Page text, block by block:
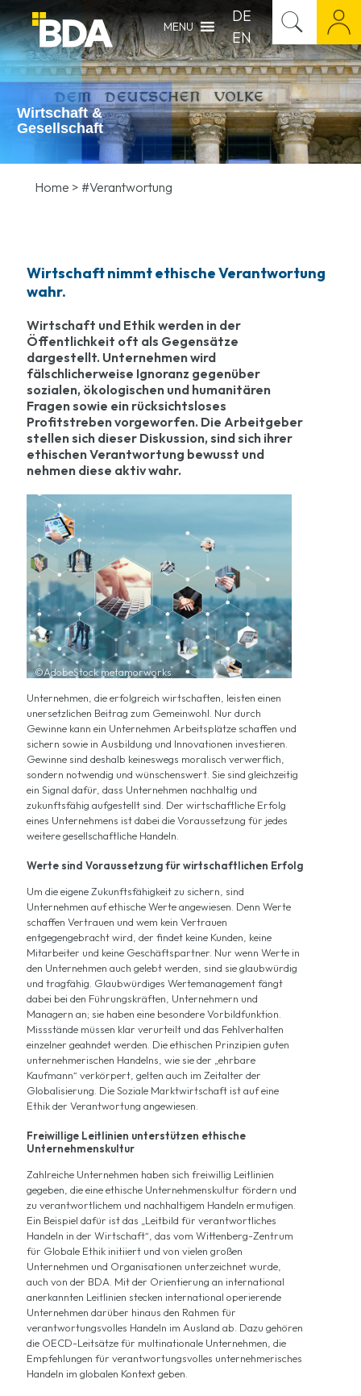
MENU
DE
EN
Wirtschaft &
Gesellschaft
Home > #Verantwortung
Wirtschaft nimmt ethische Verantwortung
wahr.
Wirtschaft und Ethik werden in der
Öffentlichkeit oft als Gegensätze
dargestellt. Unternehmen wird
fälschlicherweise Ignoranz gegenüber
sozialen, ökologischen und humanitären
Fragen sowie ein rücksichtsloses
Profitstreben vorgeworfen. Die Arbeitgeber
stellen sich dieser Diskussion, sind sich ihrer
ethischen Verantwortung bewusst und
nehmen diese aktiv wahr.
©AdobeStock metamorworks
Unternehmen, die erfolgreich wirtschaften, leisten einen
unersetzlichen Beitrag zum Gemeinwohl. Nur durch
Gewinne kann ein Unternehmen Arbeitsplätze schaffen und
sichern sowie in Ausbildung und Innovationen investieren.
Gewinne sind deshalb keineswegs moralisch verwerflich,
sondern notwendig und wünschenswert. Sie sind gleichzeitig
ein Signal dafür, dass Unternehmen nachhaltig und
zukunftsfähig aufgestellt sind. Der wirtschaftliche Erfolg
eines Unternehmens ist dabei die Voraussetzung für jedes
weitere gesellschaftliche Handeln.
Werte sind Voraussetzung für wirtschaftlichen Erfolg
Um die eigene Zukunftsfähigkeit zu sichern, sind
Unternehmen auf ethische Werte angewiesen. Denn Werte
schaffen Vertrauen und wem kein Vertrauen
entgegengebracht wird, der findet keine Kunden, keine
Mitarbeiter und keine Geschäftspartner. Nur wenn Werte in
den Unternehmen auch gelebt werden, sind sie glaubwürdig
und tragfähig. Glaubwürdiges Wertemanagement fängt
dabei bei den Führungskräften, Unternehmern und
Managern an; sie haben eine besondere Vorbildfunktion.
Missstände müssen klar verurteilt und das Fehlverhalten
einzelner geahndet werden. Die ethischen Prinzipien guten
unternehmerischen Handelns, wie sie der „ehrbare
Kaufmann“ verkörpert, gelten auch im Zeitalter der
Globalisierung. Die Soziale Marktwirtschaft ist auf eine
Ethik der Verantwortung angewiesen.
Freiwillige Leitlinien unterstützen ethische
Unternehmenskultur
Zahlreiche Unternehmen haben sich freiwillig Leitlinien
gegeben, die eine ethische Unternehmenskultur fördern und
zu verantwortlichem und nachhaltigem Handeln ermutigen.
Ein Beispiel dafür ist das „Leitbild für verantwortliches
Handeln in der Wirtschaft“, das vom Wittenberg-Zentrum
für Globale Ethik initiiert und von vielen großen
Unternehmen und Organisationen unterzeichnet wurde,
auch von der BDA. Mit der Orientierung an international
anerkannten Leitlinien stecken international operierende
Unternehmen darüber hinaus den Rahmen für
verantwortungsvolles Handeln im Ausland ab. Dazu gehören
die OECD-Leitsätze für multinationale Unternehmen, die
Empfehlungen für verantwortungsvolles unternehmerisches
Handeln im globalen Kontext geben.